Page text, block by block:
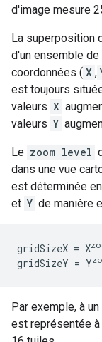
d'image mesure
La superposition
d'un ensemble
coordonnées ( X ,
est toujours
valeurs X
valeurs Y
Le zoom level
dans une vue
est déterminée
et Y de manière
gridSizeX = X
gridSizeY = Y
Par exemple, à
est représentée à